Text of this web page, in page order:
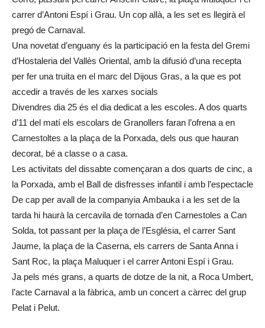
carrer d’Antoni Espí i Grau. Un cop allà, a les set es llegirà el
pregó de Carnaval.
Una novetat d’enguany és la participació en la festa del Gremi
d’Hostaleria del Vallès Oriental, amb la difusió d’una recepta
per fer una truita en el marc del Dijous Gras, a la que es pot
accedir a través de les xarxes socials
Divendres dia 25 és el dia dedicat a les escoles. A dos quarts
d’11 del matí els escolars de Granollers faran l’ofrena a en
Carnestoltes a la plaça de la Porxada, dels ous que hauran
decorat, bé a classe o a casa.
Les activitats del dissabte començaran a dos quarts de cinc, a
la Porxada, amb el Ball de disfresses infantil i amb l’espectacle
De cap per avall de la companyia Ambauka i a les set de la
tarda hi haurà la cercavila de tornada d’en Carnestoles a Can
Solda, tot passant per la plaça de l’Església, el carrer Sant
Jaume, la plaça de la Caserna, els carrers de Santa Anna i
Sant Roc, la plaça Maluquer i el carrer Antoni Espí i Grau.
Ja pels més grans, a quarts de dotze de la nit, a Roca Umbert,
l’acte Carnaval a la fàbrica, amb un concert a càrrec del grup
Pelat i Pelut.